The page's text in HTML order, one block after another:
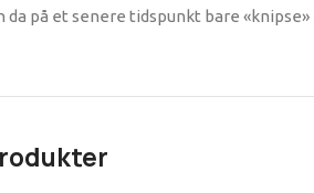
da på et senere tidspunkt bare